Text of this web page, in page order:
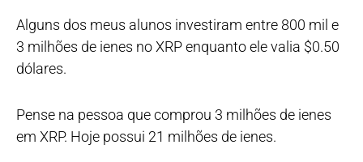
Alguns dos meus alunos investiram entre 800 mil e
3 milhões de ienes no XRP enquanto ele valia $0.50
dólares.
Pense na pessoa que comprou 3 milhões de ienes
em XRP. Hoje possui 21 milhões de ienes.